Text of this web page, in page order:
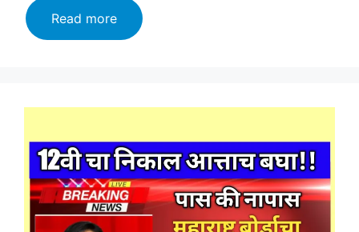
Read more12th
result
बघा
बारावीचा
निकाल
👉